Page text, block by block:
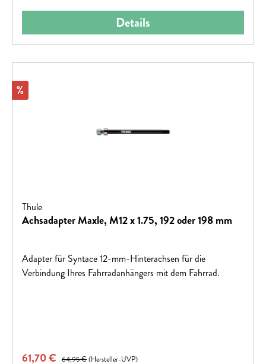
Details
Rabatt
%
Thule
Achsadapter Maxle, M12 x 1.75, 192 oder 198 mm
Adapter für Syntace 12-mm-Hinterachsen für die
Verbindung Ihres Fahrradanhängers mit dem Fahrrad.
Verkaufspreis:
61,70 € Regulärer Preis:
64,95 €(Hersteller-UVP)